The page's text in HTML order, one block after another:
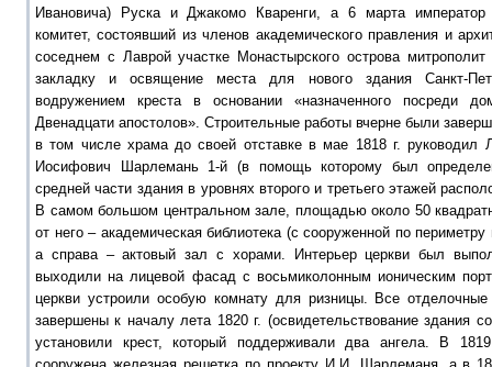
Ивановича) Руска и Джакомо Кваренги, а 6 марта император
комитет, состоявший из членов академического правления и
соседнем с Лаврой участке Монастырского острова
закладку и освящение места для нового здания Санкт-
водружением креста в основании «назначенного посреди
Двенадцати апостолов». Строительные работы вчерне были
в том числе храма до своей отставке в мае 1818 г. руководил
Иосифович Шарлемань 1-й (в помощь которому был
средней части здания в уровнях второго и третьего этажей
В самом большом центральном зале, площадью около 50
от него – академическая библиотека (с сооруженной по
а справа – актовый зал с хорами. Интерьер церкви был
выходили на лицевой фасад с восьмиколонным ионическим
церкви устроили особую комнату для ризницы. Все
завершены к началу лета 1820 г. (освидетельствование здания
установили крест, который поддерживали два ангела. В